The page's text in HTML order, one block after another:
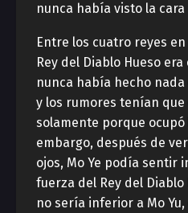
nunca había visto la cara
Entre los cuatro reyes
Rey del Diablo Hueso
nunca había hecho
y los rumores tenían
solamente porque ocupó
embargo, después de
ojos, Mo Ye podía sentir
fuerza del Rey del
no sería inferior a Mo